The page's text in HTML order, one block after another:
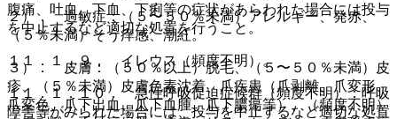
２）． 過敏症：（５〜５０％未満）アレルギー、発赤、
（５％未満）そう痒感、潮紅。
３）． 皮膚：（５０％以上）脱毛、（５〜５０％未満）皮
疹、（５％未満）皮膚色素沈着、爪疾患（爪剥離、爪変形、
爪変色、爪下出血、爪下血腫、爪下膿瘍等）、（頻度不明）
腹痛、吐血、下血、下痢等の症状があらわれた場合には投与
を中止するなど適切な処置を行うこと。
１１．１．９． イレウス（頻度不明）。
１１．１．１０． 急性呼吸促迫症候群（頻度不明）：呼吸
障害等がみられた場合には、投与を中止するなど適切な処置